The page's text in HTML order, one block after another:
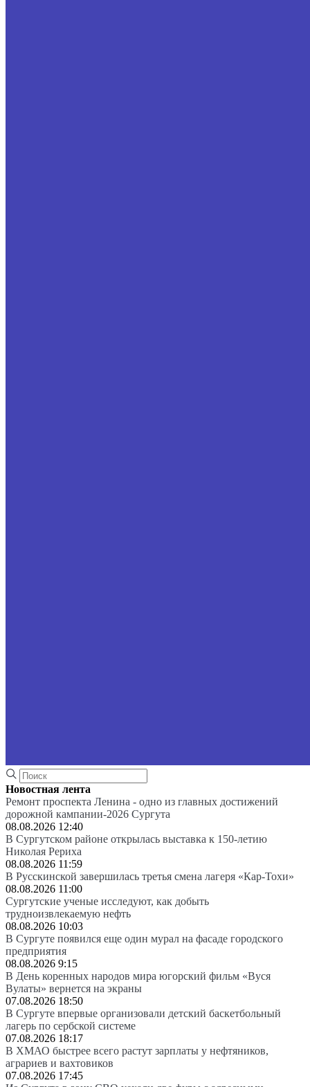
Новостная лента
Ремонт проспекта Ленина - одно из главных достижений
дорожной кампании-2026 Сургута
08.08.2026 12:40
В Сургутском районе открылась выставка к 150-летию
Николая Рериха
08.08.2026 11:59
В Русскинской завершилась третья смена лагеря «Кар-Тохи»
08.08.2026 11:00
Сургутские ученые исследуют, как добыть
трудноизвлекаемую нефть
08.08.2026 10:03
В Сургуте появился еще один мурал на фасаде городского
предприятия
08.08.2026 9:15
В День коренных народов мира югорский фильм «Вуся
Вулаты» вернется на экраны
07.08.2026 18:50
В Сургуте впервые организовали детский баскетбольный
лагерь по сербской системе
07.08.2026 18:17
В ХМАО быстрее всего растут зарплаты у нефтяников,
аграриев и вахтовиков
07.08.2026 17:45